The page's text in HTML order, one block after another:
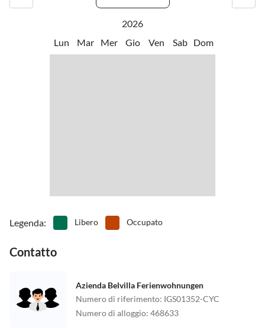
2026
Lun
Mar Mer Gio Ven Sab Dom
Legenda: Libero Occupato
Contatto
Azienda Belvilla Ferienwohnungen
Numero di riferimento: IGS01352-CYC
Numero di alloggio: 468633